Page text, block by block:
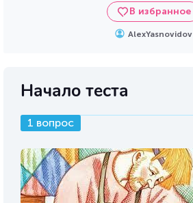
В избранное
AlexYasnovidov
Начало теста
1 вопрос